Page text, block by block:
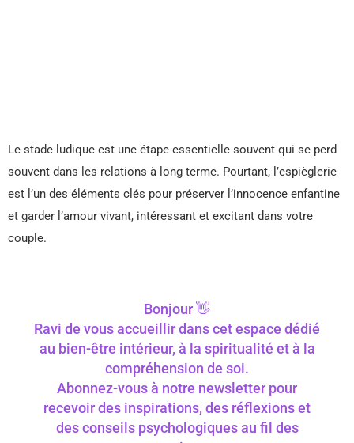
Le stade ludique est une étape essentielle souvent qui se perd
souvent dans les relations à long terme. Pourtant, l’espièglerie
est l’un des éléments clés pour préserver l’innocence enfantine
et garder l’amour vivant, intéressant et excitant dans votre
couple.
Bonjour 👋
Ravi de vous accueillir dans cet espace dédié
au bien-être intérieur, à la spiritualité et à la
compréhension de soi.
Abonnez-vous à notre newsletter pour
recevoir des inspirations, des réflexions et
des conseils psychologiques au fil des